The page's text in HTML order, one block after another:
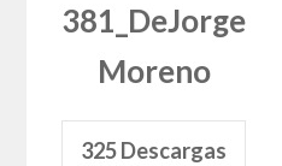
381_DeJorge
Moreno
325Descargas